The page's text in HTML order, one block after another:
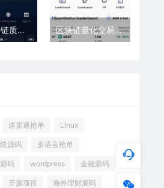
A383区块链质押系统源码 + 虚拟币理财机器人开发方案（完整版） 区块链量化交易系统源码 | 支持多策略自动化交易机器人
速卖通抢单 Linux
源码 多语言抢单
码 wordpress 金融源码
开源项目 海外理财源码